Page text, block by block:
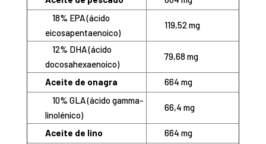
18% EPA (ácido
eicosapentaenoico)
119,52 mg
12% DHA (ácido
docosahexaenoico)
79,68 mg
Aceite de onagra
664 mg
10% GLA (ácido gamma-
linolénico)
66,4 mg
Aceite de lino
664 mg